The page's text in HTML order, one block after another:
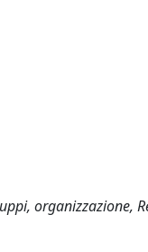
organizzazione,